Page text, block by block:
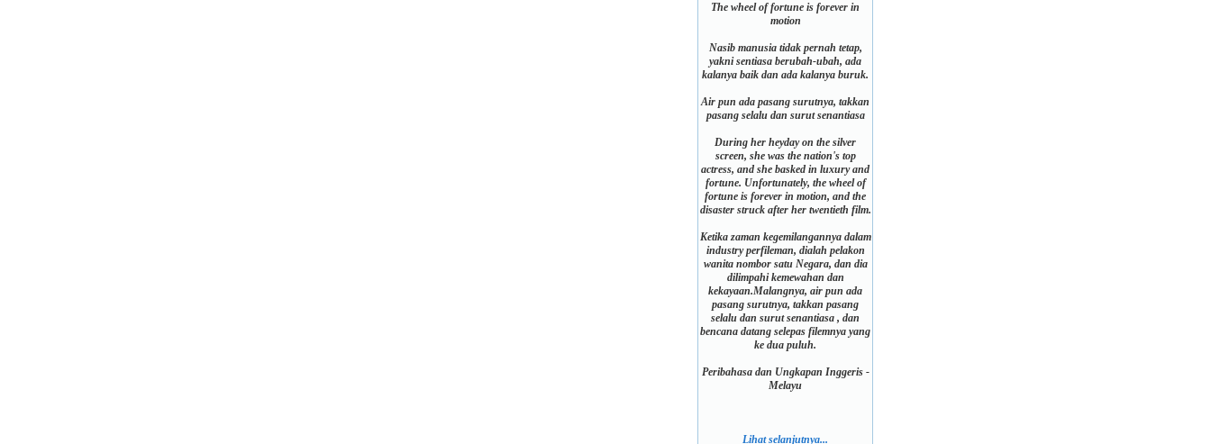
The wheel of fortune is forever in
motion
Nasib manusia tidak pernah tetap,
yakni sentiasa berubah-ubah, ada
kalanya baik dan ada kalanya buruk.
Air pun ada pasang surutnya, takkan
pasang selalu dan surut senantiasa
During her heyday on the silver
screen, she was the nation's top
actress, and she basked in luxury and
fortune. Unfortunately, the wheel of
fortune is forever in motion, and the
disaster struck after her twentieth film.
Ketika zaman kegemilangannya dalam
industry perfileman, dialah pelakon
wanita nombor satu Negara, dan dia
dilimpahi kemewahan dan
kekayaan.Malangnya, air pun ada
pasang surutnya, takkan pasang
selalu dan surut senantiasa , dan
bencana datang selepas filemnya yang
ke dua puluh.
Peribahasa dan Ungkapan Inggeris -
Melayu
Lihat selanjutnya...